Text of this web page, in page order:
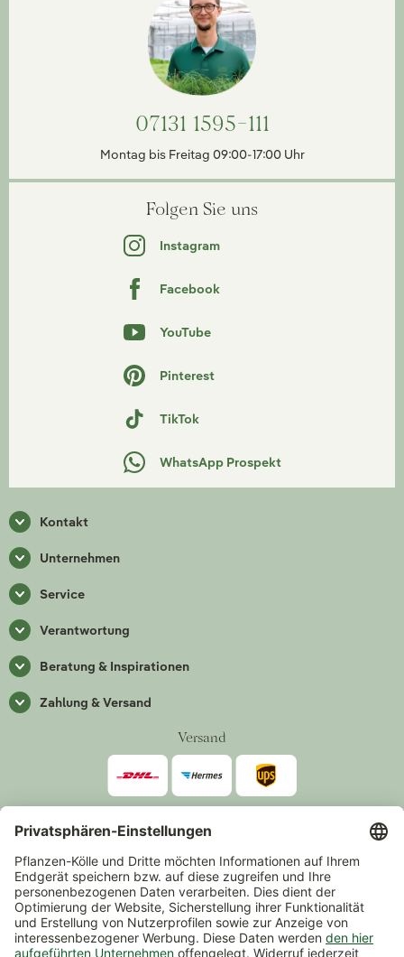
07131 1595-111
Montag bis Freitag 09:00-17:00 Uhr
Folgen Sie uns
Instagram
Facebook
YouTube
Pinterest
TikTok
WhatsApp Prospekt
Kontakt
Unternehmen
Service
Verantwortung
Beratung & Inspirationen
Zahlung & Versand
Versand
Zahlarten
*Alle Preise inkl. gesetzlicher Mehrwertsteuer zzgl.Versand
Mindestbestellwert 14,90 €, ausgenommen sind Gutscheine und